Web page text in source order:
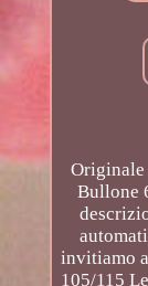
Originale
Bullone
invitiamo
105/115